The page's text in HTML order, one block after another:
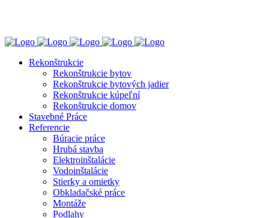
Rekonštrukcie
Rekonštrukcie bytov
Rekonštrukcie bytových jadier
Rekonštrukcie kúpeľní
Rekonštrukcie domov
Stavebné Práce
Referencie
Búracie práce
Hrubá stavba
Elektroinštalácie
Vodoinštalácie
Stierky a omietky
Obkladačské práce
Montáže
Podlahy